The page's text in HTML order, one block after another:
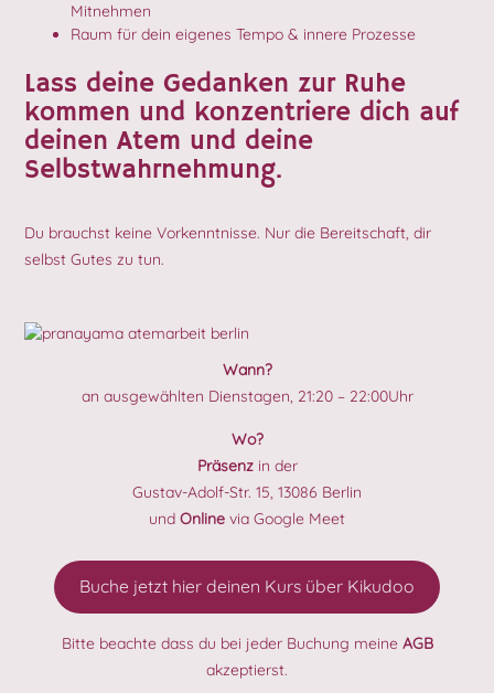
Mitnehmen
Raum für dein eigenes Tempo & innere Prozesse
Lass deine Gedanken zur Ruhe
kommen und konzentriere dich auf
deinen Atem und deine
Selbstwahrnehmung.
Du brauchst keine Vorkenntnisse. Nur die Bereitschaft, dir
selbst Gutes zu tun.
Wann?
an ausgewählten Dienstagen, 21:20 – 22:00Uhr
Wo?
Präsenzin der
Gustav-Adolf-Str. 15, 13086 Berlin
und Online via Google Meet
Buche jetzt hier deinen Kurs über Kikudoo
Bitte beachte dass du bei jeder Buchung meine AGB
akzeptierst.